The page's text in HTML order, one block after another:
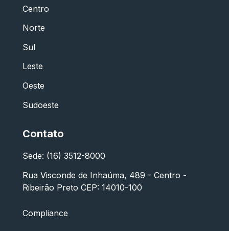
Centro
Norte
Sul
Leste
Oeste
Sudoeste
Contato
Sede: (16) 3512-8000
Rua Visconde de Inhaúma, 489 - Centro -
Ribeirão Preto CEP: 14010-100
Compliance